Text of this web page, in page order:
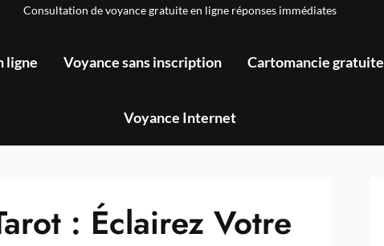
Consultation de voyance gratuite en ligne réponses immédiates
ligne Voyance sans inscription Cartomancie gratuite
Voyance Internet
: Éclairez Votre